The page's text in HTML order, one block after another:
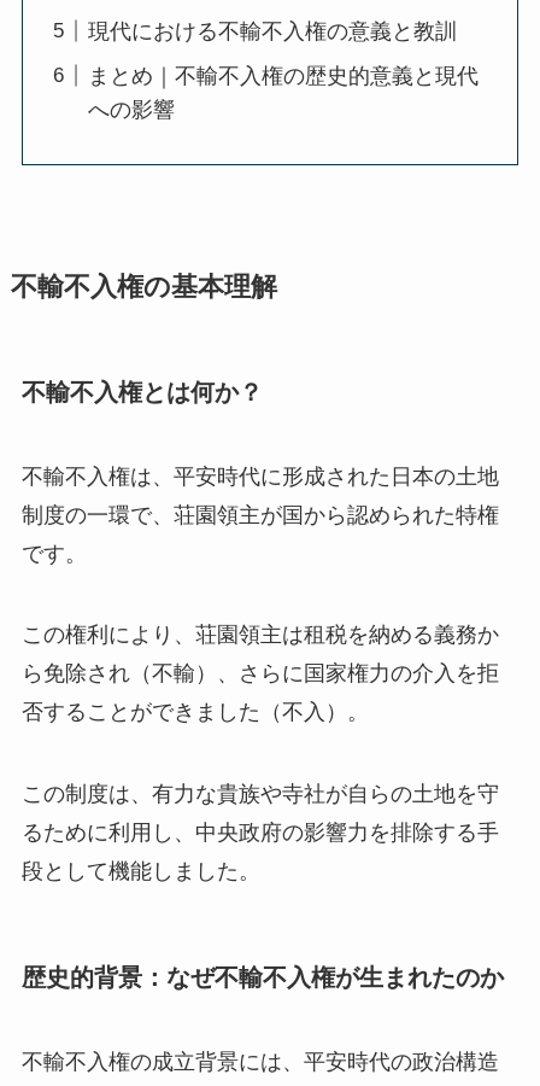
現代における不輸不入権の意義と教訓
まとめ｜不輸不入権の歴史的意義と現代
への影響
不輸不入権の基本理解
不輸不入権とは何か？
不輸不入権は、平安時代に形成された日本の土地
制度の一環で、荘園領主が国から認められた特権
です。
この権利により、荘園領主は租税を納める義務か
ら免除され（不輸）、さらに国家権力の介入を拒
否することができました（不入）。
この制度は、有力な貴族や寺社が自らの土地を守
るために利用し、中央政府の影響力を排除する手
段として機能しました。
歴史的背景：なぜ不輸不入権が生まれたのか
不輸不入権の成立背景には、平安時代の政治構造